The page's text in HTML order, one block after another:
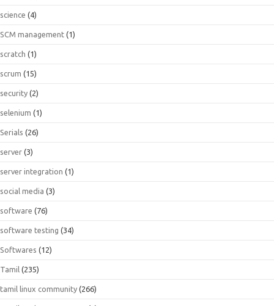
science (4)
SCM management (1)
scratch (1)
scrum (15)
security (2)
selenium (1)
Serials (26)
server (3)
server integration (1)
social media (3)
software (76)
software testing (34)
Softwares (12)
Tamil (235)
tamil linux community (266)